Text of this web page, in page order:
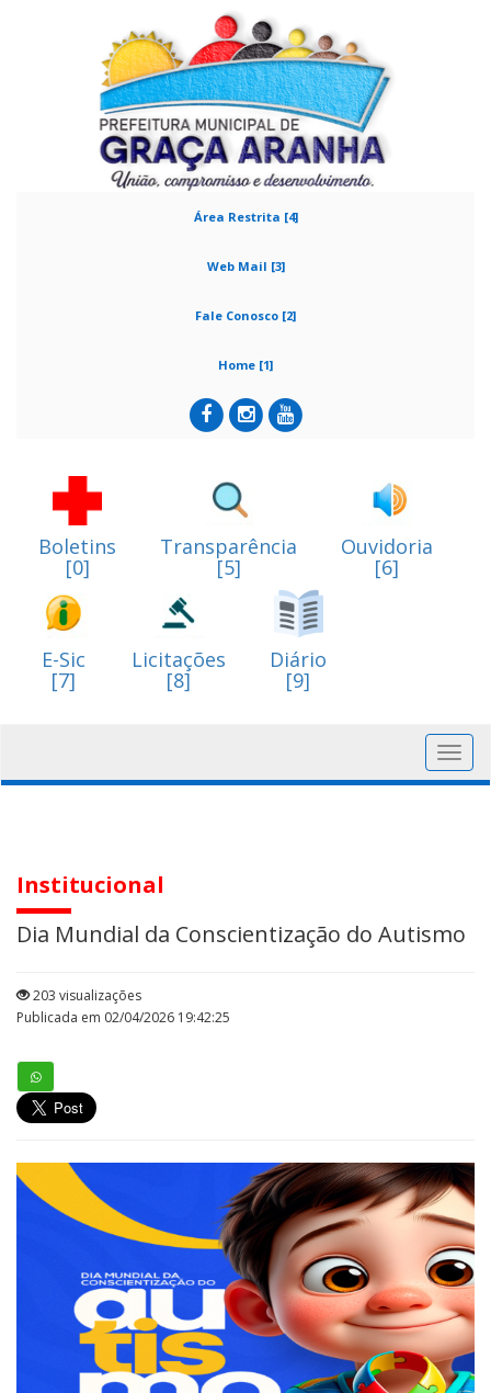
Área Restrita [4]
Web Mail [3]
Fale Conosco [2]
Home [1]
Boletins
[0]
Transparência
[5]
Ouvidoria
[6]
E-Sic
[7]
Licitações
[8]
Diário
[9]
Institucional
Dia Mundial da Conscientização do Autismo
203 visualizações
Publicada em 02/04/2026 19:42:25